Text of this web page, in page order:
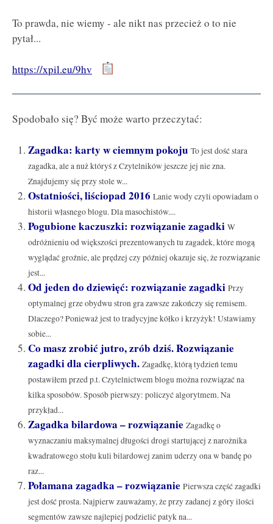
To prawda, nie wiemy - ale nikt nas przecież o to nie
pytał...
https://xpil.eu/9hv
Spodobało się? Być może warto przeczytać:
Zagadka: karty w ciemnym pokoju To jest dość stara
zagadka, ale a nuż któryś z Czytelników jeszcze jej nie zna.
Znajdujemy się przy stole w...
Ostatniości, liściopad 2016 Lanie wody czyli opowiadam o
historii własnego blogu. Dla masochistów....
Pogubione kaczuszki: rozwiązanie zagadki W
odróżnieniu od większości prezentowanych tu zagadek, które mogą
wyglądać groźnie, ale prędzej czy później okazuje się, że rozwiązanie
jest...
Od jeden do dziewięć: rozwiązanie zagadki Przy
optymalnej grze obydwu stron gra zawsze zakończy się remisem.
Dlaczego? Ponieważ jest to tradycyjne kółko i krzyżyk! Ustawiamy
sobie...
Co masz zrobić jutro, zrób dziś. Rozwiązanie
zagadki dla cierpliwych. Zagadkę, którą tydzień temu
postawiłem przed p.t. Czytelnictwem blogu można rozwiązać na
kilka sposobów. Sposób pierwszy: policzyć algorytmem. Na
przykład...
Zagadka bilardowa – rozwiązanie Zagadkę o
wyznaczaniu maksymalnej długości drogi startującej z narożnika
kwadratowego stołu kuli bilardowej zanim uderzy ona w bandę po
raz...
Połamana zagadka – rozwiązanie Pierwsza część zagadki
jest dość prosta. Najpierw zauważamy, że przy zadanej z góry ilości
segmentów zawsze najlepiej podzielić patyk na...